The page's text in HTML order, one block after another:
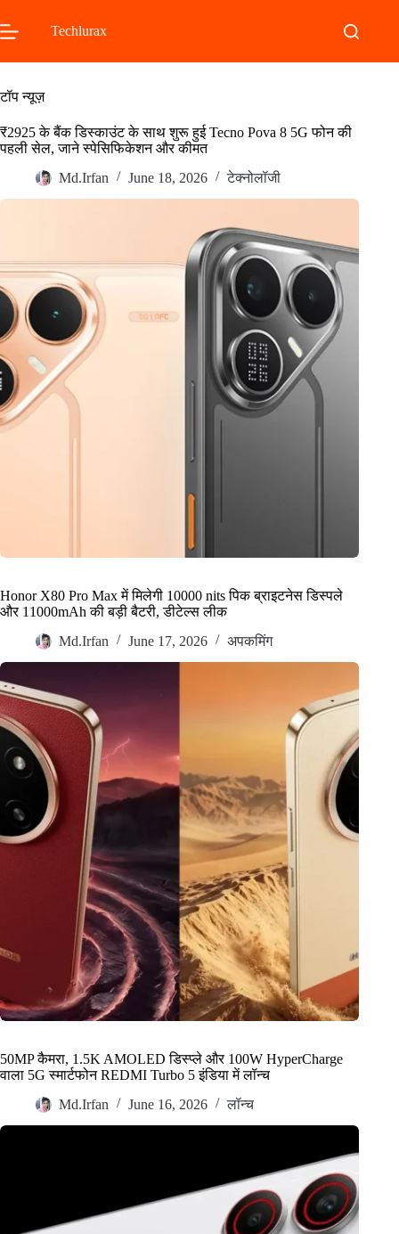
to
content
Techlurax
टॉप न्यूज़
₹2925 के बैंक डिस्काउंट के साथ शुरू हुई Tecno Pova 8 5G फोन की
पहली सेल, जाने स्पेसिफिकेशन और कीमत
Md.Irfan
June 18, 2026 टेक्नोलॉजी
Honor X80 Pro Max में मिलेगी 10000 nits पिक ब्राइटनेस डिस्पले
और 11000mAh की बड़ी बैटरी, डीटेल्स लीक
Md.Irfan
June 17, 2026 अपकमिंग
50MP कैमरा, 1.5K AMOLED डिस्प्ले और 100W HyperCharge
वाला 5G स्मार्टफोन REDMI Turbo 5 इंडिया में लॉन्च
Md.Irfan
June 16, 2026 लॉन्च